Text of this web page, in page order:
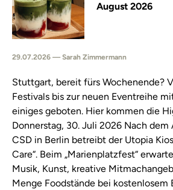
August 2026
29.07.2026 — Sarah Zimmermann
Stuttgart, bereit fürs Wochenende?
Festivals bis zur neuen Eventreihe
einiges geboten. Hier kommen die
Donnerstag, 30. Juli 2026 Nach dem
CSD in Berlin betreibt der Utopia
Care“. Beim „Marienplatzfest“
Musik, Kunst, kreative
Menge Foodstände bei kostenlosem